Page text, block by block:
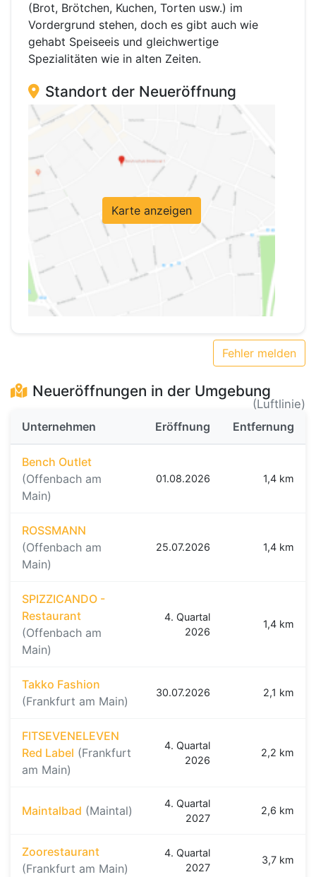
(Brot, Brötchen, Kuchen, Torten usw.) im
Vordergrund stehen, doch es gibt auch wie
gehabt Speiseeis und gleichwertige
Spezialitäten wie in alten Zeiten.
Standort der Neueröffnung
Karte anzeigen
Fehler melden
Neueröffnungen in der Umgebung
(Luftlinie)
Unternehmen
Eröffnung Entfernung
Bench Outlet
(Offenbach am
Main)
01.08.2026 1,4 km
ROSSMANN
(Offenbach am
Main)
25.07.2026 1,4 km
SPIZZICANDO -
Restaurant
(Offenbach am
Main)
4. Quartal
2026
1,4 km
Takko Fashion
(Frankfurt am Main)
30.07.2026 2,1 km
FITSEVENELEVEN
Red Label (Frankfurt
am Main)
4. Quartal
2026
2,2 km
Maintalbad (Maintal)
4. Quartal
2027
2,6 km
Zoorestaurant
(Frankfurt am Main)
4. Quartal
2027
3,7 km